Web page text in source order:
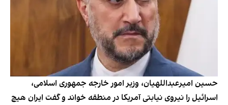
حسین امیرعبداللهیان، وزیر امور خارجه جمهوری اسلامی،
اسرائیل را نیروی نیابتی آمریکا در منطقه خواند و گفت ایران هیچ